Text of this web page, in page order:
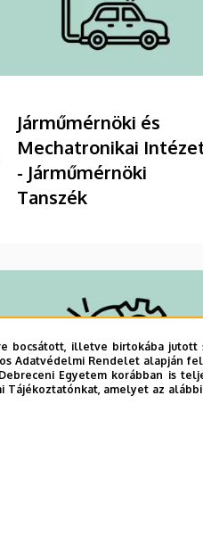
Járműmérnöki és
Mechatronikai
- Járműmérnöki
Tanszék
bocsátott, illetve birtokába
Adatvédelmi Rendelet alapján
Egyetem korábban is
Tájékoztatónkat, amelyet az